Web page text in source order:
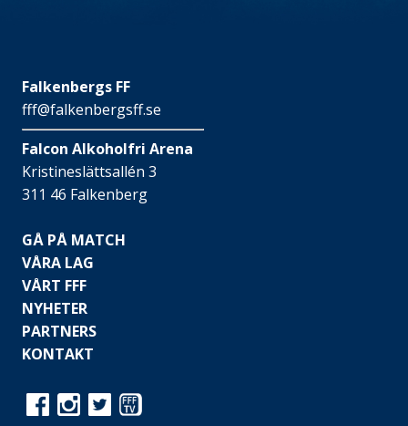
Falkenbergs FF
fff@falkenbergsff.se
Falcon Alkoholfri Arena
Kristineslättsallén 3
311 46 Falkenberg
GÅ PÅ MATCH
VÅRA LAG
VÅRT FFF
NYHETER
PARTNERS
KONTAKT